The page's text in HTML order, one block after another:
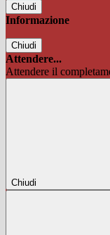
Chiudi
Informazione
Chiudi
Attendere...
Attendere il
Chiudi